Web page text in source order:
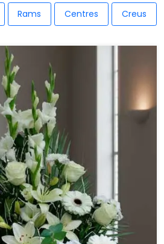
Rams Centres Creus